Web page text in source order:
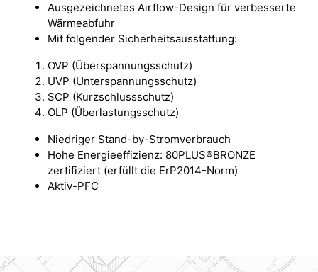
Ausgezeichnetes Airflow-Design für verbesserte
Wärmeabfuhr
Mit folgender Sicherheitsausstattung:
OVP (Überspannungsschutz)
UVP (Unterspannungsschutz)
SCP (Kurzschlussschutz)
OLP (Überlastungsschutz)
Niedriger Stand-by-Stromverbrauch
Hohe Energieeffizienz: 80PLUS®BRONZE
zertifiziert (erfüllt die ErP2014-Norm)
Aktiv-PFC